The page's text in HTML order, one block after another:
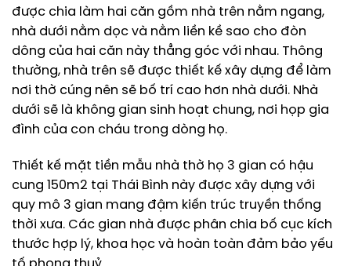
được chia làm hai căn gồm nhà trên nằm ngang,
nhà dưới nằm dọc và nằm liền kề sao cho đòn
dông của hai căn này thẳng góc với nhau. Thông
thường, nhà trên sẽ được thiết kế xây dựng để làm
nơi thờ cúng nên sẽ bố trí cao hơn nhà dưới. Nhà
dưới sẽ là không gian sinh hoạt chung, nơi họp gia
đình của con cháu trong dòng họ.
Thiết kế mặt tiền mẫu nhà thờ họ 3 gian có hậu
cung 150m2 tại Thái Bình này được xây dựng với
quy mô 3 gian mang đậm kiến trúc truyền thống
thời xưa. Các gian nhà được phân chia bố cục kích
thước hợp lý, khoa học và hoàn toàn đảm bảo yếu